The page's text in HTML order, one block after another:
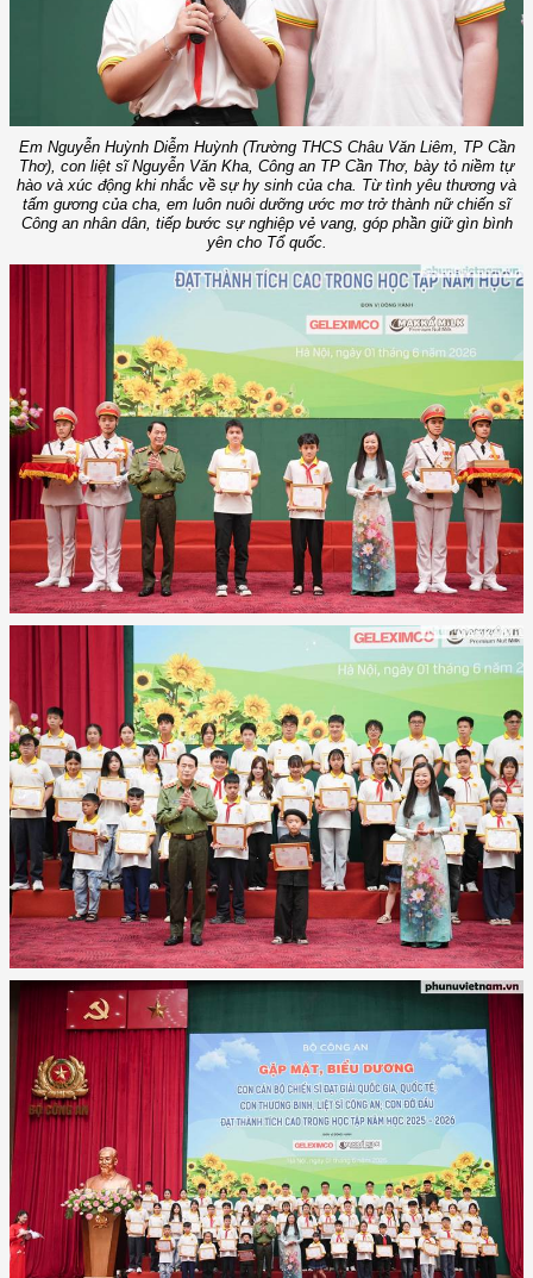
Em Nguyễn Huỳnh Diễm Huỳnh (Trường THCS Châu Văn Liêm, TP Cần
Thơ), con liệt sĩ Nguyễn Văn Kha, Công an TP Cần Thơ, bày tỏ niềm tự
hào và xúc động khi nhắc về sự hy sinh của cha. Từ tình yêu thương và
tấm gương của cha, em luôn nuôi dưỡng ước mơ trở thành nữ chiến sĩ
Công an nhân dân, tiếp bước sự nghiệp vẻ vang, góp phần giữ gìn bình
yên cho Tổ quốc.